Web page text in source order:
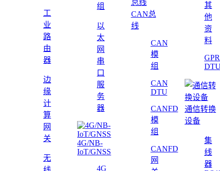
工
业
路
由
器
边
缘
计
算
网
关
无
组
以
太
网
串
口
服
务
器
4G/NB-
IoT/GNSS
4G
CAN总
线
CAN
模
组
CAN
DTU
CANFD
模
组
CANFD
网
其
他
资
料
通信转换
设备
集
线
器